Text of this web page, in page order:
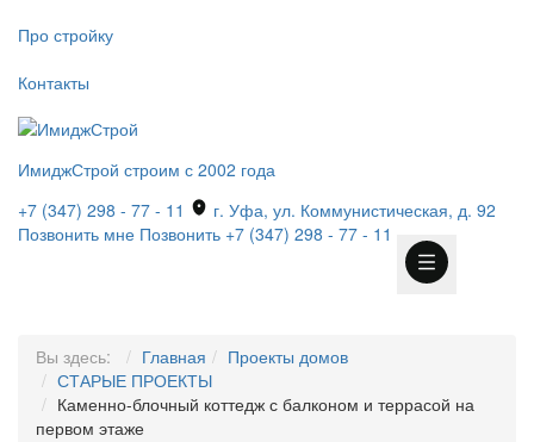
Про стройку
Контакты
ИмиджСтрой строим с 2002 года
+7 (347) 298 - 77 - 11
г. Уфа, ул. Коммунистическая, д. 92
Позвонить мне Позвонить +7 (347) 298 - 77 - 11
Вы здесь: Главная
Проекты домов
СТАРЫЕ ПРОЕКТЫ
Каменно-блочный коттедж с балконом и террасой на
первом этаже